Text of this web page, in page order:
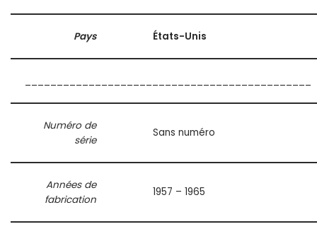
Pays États-Unis
Numéro de
série
Sans numéro
Années de
fabrication
1957 – 1965